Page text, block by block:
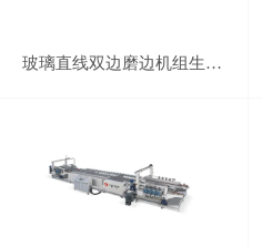
玻璃直线双边磨边机组生产线